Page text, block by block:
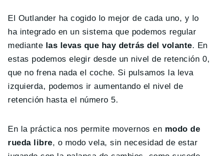
El Outlander ha cogido lo mejor de cada uno, y lo
ha integrado en un sistema que podemos regular
mediante las levas que hay detrás del volante. En
estas podemos elegir desde un nivel de retención 0,
que no frena nada el coche. Si pulsamos la leva
izquierda, podemos ir aumentando el nivel de
retención hasta el número 5.
En la práctica nos permite movernos en modo de
rueda libre, o modo vela, sin necesidad de estar